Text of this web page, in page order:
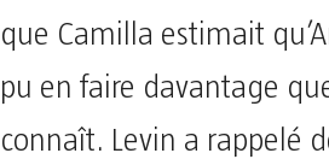
que Camilla estimait
pu en faire davantage
connaît. Levin a rappelé